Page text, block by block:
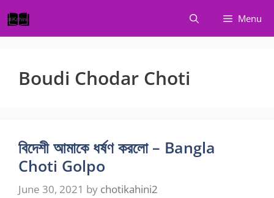
to
content
Menu
Boudi Chodar Choti
বিদেশী আমাকে ধর্ষণ করলো – Bangla
Choti Golpo
June 30, 2021 by chotikahini2